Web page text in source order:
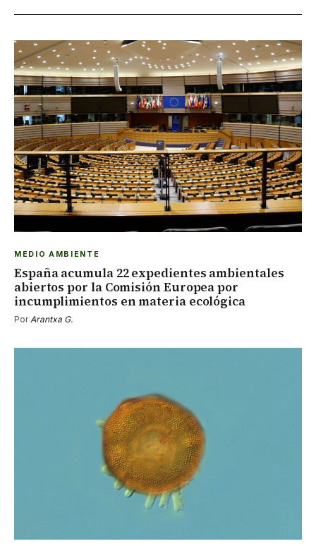
MEDIO AMBIENTE
España acumula 22 expedientes ambientales
abiertos por la Comisión Europea por
incumplimientos en materia ecológica
PorArantxa G.